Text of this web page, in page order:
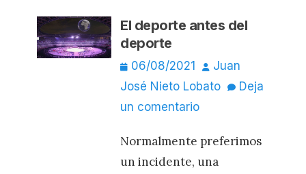
El deporte antes del
deporte
Publicado
el
06/08/2021 Autor
Juan
José Nieto Lobato
Deja
un comentario
Normalmente preferimos
un incidente, una